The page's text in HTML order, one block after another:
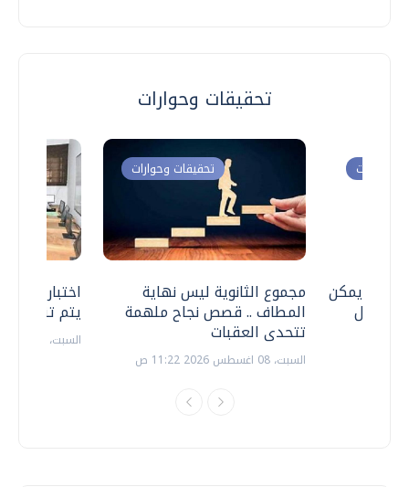
تحقيقات وحوارات
اختبارات
يتم
السبت، 18 يوليو 2026 09:22 ص
تحقيقات وحوارات
مجموع الثانوية ليس نهاية
المطاف .. قصص نجاح ملهمة
تتحدى العقبات
السبت، 08 اغسطس 2026 11:22 ص
وحوارات
.. هل يمكن
نتعامل